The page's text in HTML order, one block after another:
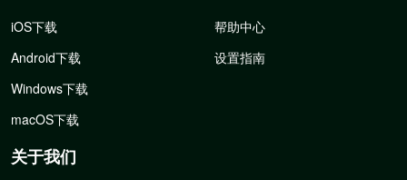
iOS下载
Android下载
Windows下载
macOS下载
帮助中心
设置指南
关于我们